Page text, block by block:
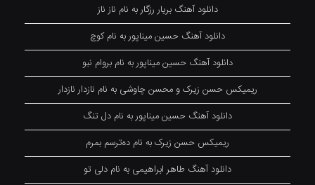
دانلود آهنگ بریار رزگار به نام ناز ناز
دانلود آهنگ حسین میناپور به نام کوچ
دانلود آهنگ حسین میناپور به نام بروام نبو
ریمیکس حسن زیرک و محسن چاوشی به نام نازدار نازدار
دانلود آهنگ حسین میناپور به نام دل تنگ
ریمیکس حسن زیرک به نام دەترسم بمرم
دانلود آهنگ طاهر ابراهیمی به نام دلی تو